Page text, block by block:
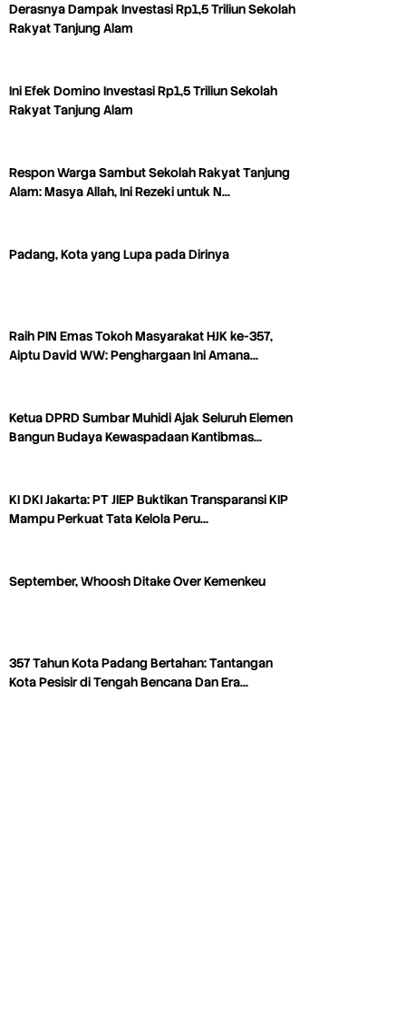
Derasnya Dampak Investasi Rp1,5 Triliun Sekolah
Rakyat Tanjung Alam
Ini Efek Domino Investasi Rp1,5 Triliun Sekolah
Rakyat Tanjung Alam
Respon Warga Sambut Sekolah Rakyat Tanjung
Alam: Masya Allah, Ini Rezeki untuk N…
Padang, Kota yang Lupa pada Dirinya
Raih PIN Emas Tokoh Masyarakat HJK ke-357,
Aiptu David WW: Penghargaan Ini Amana…
Ketua DPRD Sumbar Muhidi Ajak Seluruh Elemen
Bangun Budaya Kewaspadaan Kantibmas…
KI DKI Jakarta: PT JIEP Buktikan Transparansi KIP
Mampu Perkuat Tata Kelola Peru…
September, Whoosh Ditake Over Kemenkeu
357 Tahun Kota Padang Bertahan: Tantangan
Kota Pesisir di Tengah Bencana Dan Era…